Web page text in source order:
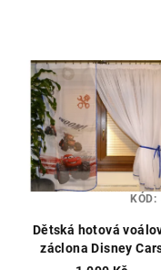
Dětská hotová
záclona Disney
McQueen 350×150 cm
KÓD: